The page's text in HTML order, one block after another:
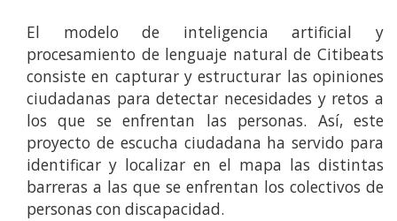
El modelo de inteligencia artificial y
procesamiento de lenguaje natural de Citibeats
consiste en capturar y estructurar las opiniones
ciudadanas para detectar necesidades y retos a
los que se enfrentan las personas. Así, este
proyecto de escucha ciudadana ha servido para
identificar y localizar en el mapa las distintas
barreras a las que se enfrentan los colectivos de
personas con discapacidad.